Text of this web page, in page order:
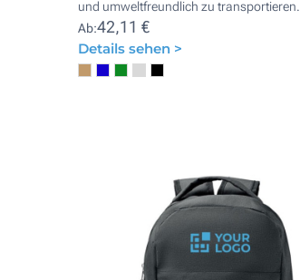
und umweltfreundlich zu transportieren.
Ab:42,11 €
Details sehen >